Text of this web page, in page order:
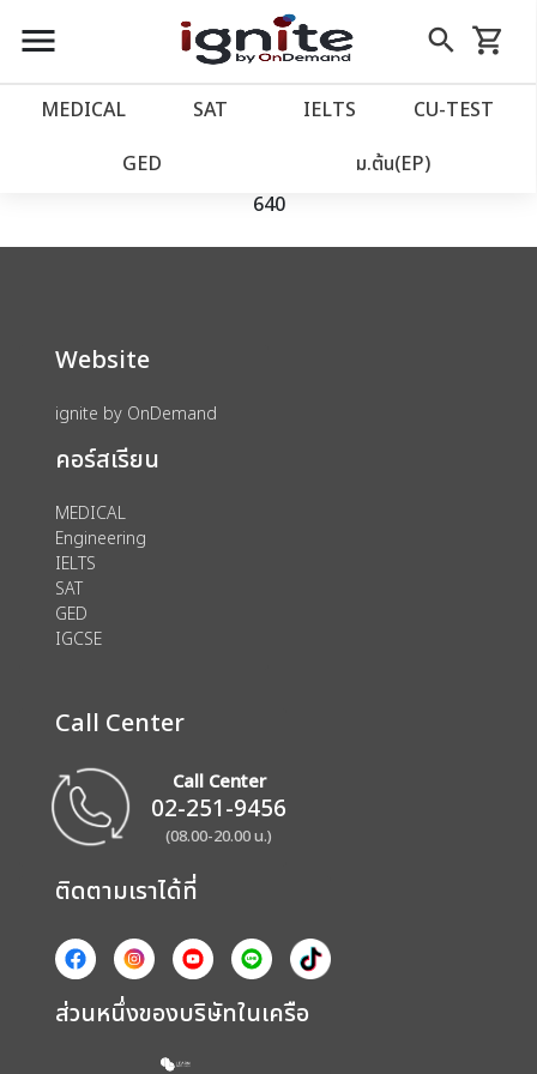
close
account_balance หน้าแรก
เว็บไซต์อิกไนท์
account_circle เข้าสู่ระบบ
ลงทะเบียน
menu search
Skip
to
shopping_cart
รถเข็น
MEDICAL SAT IELTS CU‑TEST
GED ม.ต้น(EP)
We could not find anything for catalog
product view id 19816 s 80002144 category
640
Website
ignite by OnDemand
คอร์สเรียน
MEDICAL
Engineering
IELTS
SAT
GED
IGCSE
Call Center
Call Center
02-251-9456
(08.00-20.00 น.)
ติดตามเราได้ที่
ส่วนหนึ่งของบริษัทในเครือ